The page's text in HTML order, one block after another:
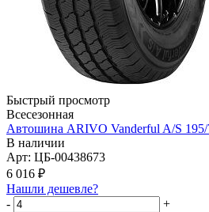
Быстрый просмотр
Всесезонная
Автошина ARIVO Vanderful A/S 195/
В наличии
Арт: ЦБ-00438673
6 016 ₽
Нашли дешевле?
-
+